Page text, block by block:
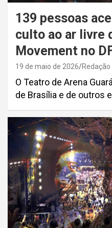
139 pessoas
culto ao ar livre
Movement no
19 de maio de 2026 Redação
O Teatro de Arena
de Brasília e de outros